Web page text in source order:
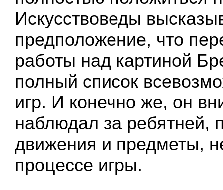
Искусствоведы
предположение, что
работы над картиной
полный список
игр. И конечно же, он
наблюдал за ребятней,
движения и предметы,
процессе игры.